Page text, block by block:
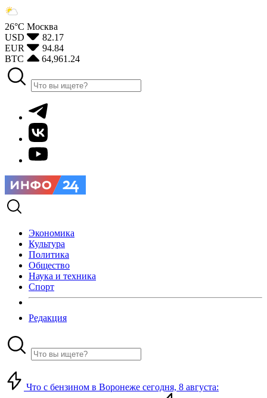
26°С Москва
USD
82.17
EUR
94.84
BTC
64,961.24
Экономика
Культура
Политика
Общество
Наука и техника
Спорт
Редакция
Что с бензином в Воронеже сегодня, 8 августа: